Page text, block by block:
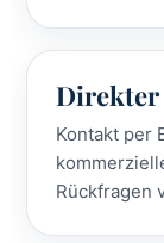
Kontakt per
Rückfragen